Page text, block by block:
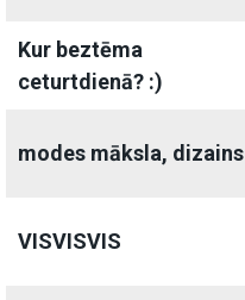
Kur beztēma
ceturtdienā? :)
modes māksla, dizains
VISVISVIS